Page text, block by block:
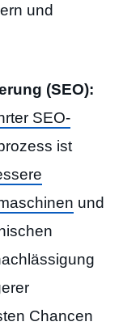
und
(SEO):
SEO-
ist
und
Chancen